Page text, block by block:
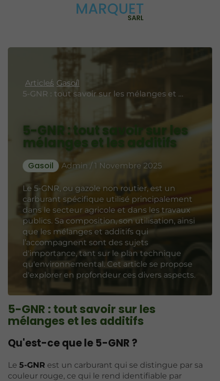
Articles Gasoil
5-GNR : tout savoir sur les mélanges et les additifs
5-GNR : tout savoir sur les
mélanges et les additifs
Gasoil Admin / 1 Novembre 2025
Le 5-GNR, ou gazole non routier, est un
carburant spécifique utilisé principalement
dans le secteur agricole et dans les travaux
publics. Sa composition, son utilisation, ainsi
que les mélanges et additifs qui
l’accompagnent sont des sujets
d'importance, tant sur le plan technique
qu'environnemental. Cet article se propose
d'explorer en profondeur ces divers aspects.
5-GNR : tout savoir sur les
mélanges et les additifs
Qu'est-ce que le 5-GNR ?
Le 5-GNR est un carburant qui se distingue par sa
couleur rouge, ce qui le rend identifiable par